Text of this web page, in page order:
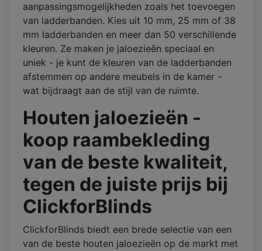
aanpassingsmogelijkheden zoals het toevoegen
van ladderbanden. Kies uit 10 mm, 25 mm of 38
mm ladderbanden en meer dan 50 verschillende
kleuren. Ze maken je jaloezieën speciaal en
uniek - je kunt de kleuren van de ladderbanden
afstemmen op andere meubels in de kamer -
wat bijdraagt aan de stijl van de ruimte.
Houten jaloezieën -
koop raambekleding
van de beste kwaliteit,
tegen de juiste prijs bij
ClickforBlinds
ClickforBlinds biedt een brede selectie van een
van de beste houten jaloezieën op de markt met